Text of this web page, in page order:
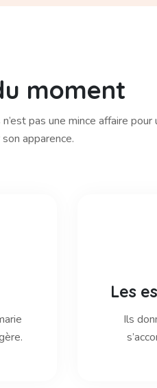
moment
pas une mince affaire pour
apparence.
Les
Ils